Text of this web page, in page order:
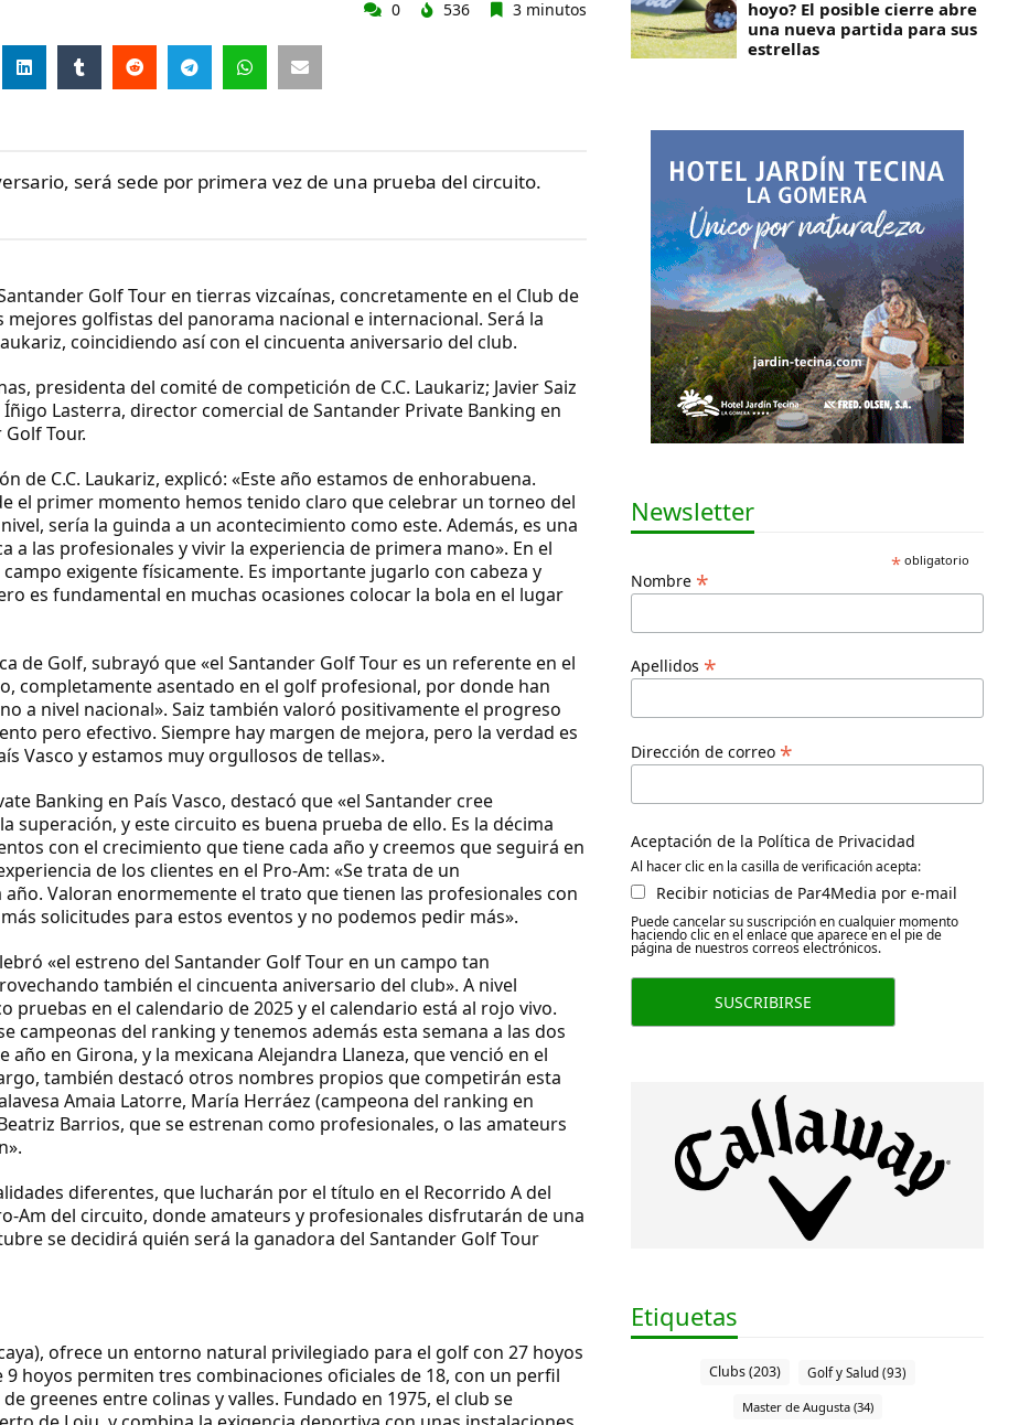
0 536 3 minutos
será sede por primera vez de una prueba del circuito.
Golf Tour en tierras vizcaínas, concretamente en el Club de
golfistas del panorama nacional e internacional. Será la
coincidiendo así con el cincuenta aniversario del club.
presidenta del comité de competición de C.C. Laukariz; Javier Saiz
Lasterra, director comercial de Santander Private Banking en
Tour.
de C.C. Laukariz, explicó: «Este año estamos de enhorabuena.
el primer momento hemos tenido claro que celebrar un torneo del
sería la guinda a un acontecimiento como este. Además, es una
las profesionales y vivir la experiencia de primera mano». En el
exigente físicamente. Es importante jugarlo con cabeza y
es fundamental en muchas ocasiones colocar la bola en el lugar
de Golf, subrayó que «el Santander Golf Tour es un referente en el
completamente asentado en el golf profesional, por donde han
a nivel nacional». Saiz también valoró positivamente el progreso
pero efectivo. Siempre hay margen de mejora, pero la verdad es
Vasco y estamos muy orgullosos de tellas».
Banking en País Vasco, destacó que «el Santander cree
y este circuito es buena prueba de ello. Es la décima
con el crecimiento que tiene cada año y creemos que seguirá en
de los clientes en el Pro-Am: «Se trata de un
Valoran enormemente el trato que tienen las profesionales con
solicitudes para estos eventos y no podemos pedir más».
«el estreno del Santander Golf Tour en un campo tan
también el cincuenta aniversario del club». A nivel
en el calendario de 2025 y el calendario está al rojo vivo.
campeonas del ranking y tenemos además esta semana a las dos
en Girona, y la mexicana Alejandra Llaneza, que venció en el
también destacó otros nombres propios que competirán esta
Amaia Latorre, María Herráez (campeona del ranking en
Barrios, que se estrenan como profesionales, o las amateurs
diferentes, que lucharán por el título en el Recorrido A del
Am del circuito, donde amateurs y profesionales disfrutarán de una
se decidirá quién será la ganadora del Santander Golf Tour
ofrece un entorno natural privilegiado para el golf con 27 hoyos
hoyos permiten tres combinaciones oficiales de 18, con un perfil
greenes entre colinas y valles. Fundado en 1975, el club se
hoyo? El posible cierre abre
una nueva partida para sus
estrellas
Newsletter
* obligatorio
Nombre *
Apellidos *
Dirección de correo *
Aceptación de la Política de Privacidad
Al hacer clic en la casilla de verificación acepta:
Recibir noticias de Par4Media por e-mail
Puede cancelar su suscripción en cualquier momento
haciendo clic en el enlace que aparece en el pie de
página de nuestros correos electrónicos.
Etiquetas
Clubs (203) Golf y Salud (93)
Master de Augusta (34)